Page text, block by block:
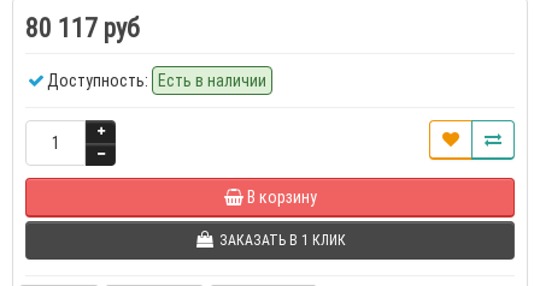
80 117 руб
Доступность: Есть в наличии
В корзину
ЗАКАЗАТЬ В 1 КЛИК